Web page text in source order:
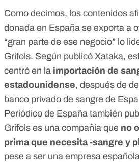
Como decimos, los contenidos
donada en España se exporta a
“gran parte de ese negocio” lo
Grifols. Según publicó Xataka,
centró en la importación de
estadounidense, después de
banco privado de sangre de
Periódico de España también
Grifols es una compañía que no
prima que necesita -sangre y
pese a ser una empresa